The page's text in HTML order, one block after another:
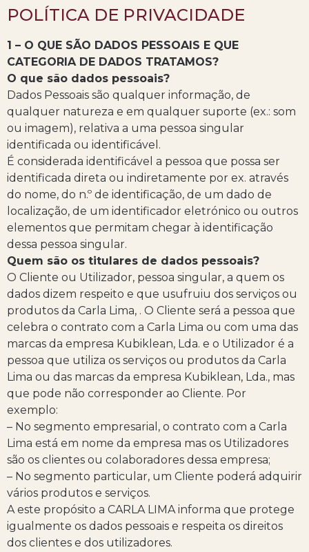
POLÍTICA DE PRIVACIDADE
1 – O QUE SÃO DADOS PESSOAIS E QUE
CATEGORIA DE DADOS TRATAMOS?
O que são dados pessoais?
Dados Pessoais são qualquer informação, de
qualquer natureza e em qualquer suporte (ex.: som
ou imagem), relativa a uma pessoa singular
identificada ou identificável.
É considerada identificável a pessoa que possa ser
identificada direta ou indiretamente por ex. através
do nome, do n.º de identificação, de um dado de
localização, de um identificador eletrónico ou outros
elementos que permitam chegar à identificação
dessa pessoa singular.
Quem são os titulares de dados pessoais?
O Cliente ou Utilizador, pessoa singular, a quem os
dados dizem respeito e que usufruiu dos serviços ou
produtos da Carla Lima, . O Cliente será a pessoa que
celebra o contrato com a Carla Lima ou com uma das
marcas da empresa Kubiklean, Lda. e o Utilizador é a
pessoa que utiliza os serviços ou produtos da Carla
Lima ou das marcas da empresa Kubiklean, Lda., mas
que pode não corresponder ao Cliente. Por
exemplo:
– No segmento empresarial, o contrato com a Carla
Lima está em nome da empresa mas os Utilizadores
são os clientes ou colaboradores dessa empresa;
– No segmento particular, um Cliente poderá adquirir
vários produtos e serviços.
A este propósito a CARLA LIMA informa que protege
igualmente os dados pessoais e respeita os direitos
dos clientes e dos utilizadores.